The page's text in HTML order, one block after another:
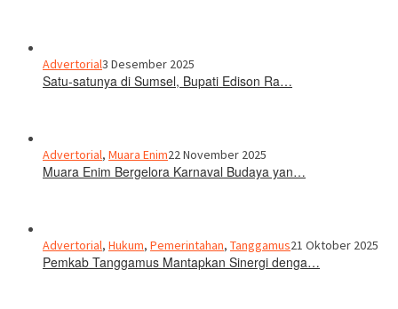
Advertorial3 Desember 2025
Satu-satunya di Sumsel, Bupati Edison Ra…
Advertorial, Muara Enim22 November 2025
Muara Enim Bergelora Karnaval Budaya yan…
Advertorial, Hukum, Pemerintahan, Tanggamus21 Oktober 2025
Pemkab Tanggamus Mantapkan Sinergi denga…